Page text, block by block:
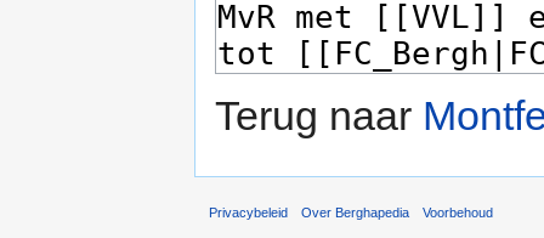
Terug naar
Privacybeleid Over Berghapedia Voorbehoud